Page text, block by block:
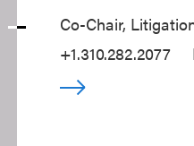
Co-Chair,
+1.310.282.2077